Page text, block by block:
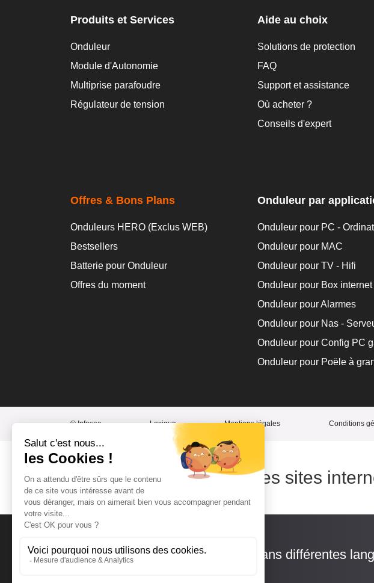
Produits et Services
Onduleur
Module d'Autonomie
Multiprise parafoudre
Régulateur de tension
Aide au choix
Solutions de protection
FAQ
Support et assistance
Où acheter ?
Conseils d'expert
Offres & Bons Plans
Onduleurs HERO (Exclus WEB)
Bestsellers
Batterie pour Onduleur
Offres du moment
Onduleur par
Onduleur pour PC -
Onduleur pour MAC
Onduleur pour TV - Hifi
Onduleur pour Box internet
Onduleur pour Alarmes
Onduleur pour Nas -
Onduleur pour Config PC
Onduleur pour Poële à
© Infosec Lexique Mentions légales Conditions
Consulteznos autres sites
Visitez notre site français dans différentes